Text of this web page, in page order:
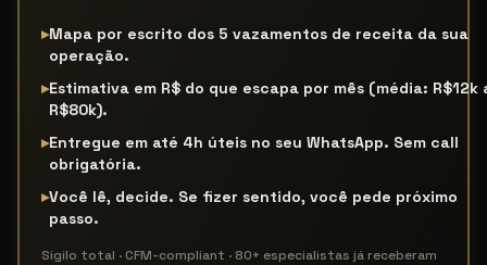
▸Mapa por escrito dos 5 vazamentos de receita da sua
operação.
▸Estimativa em R$ do que escapa por mês (média: R$12k
R$80k).
▸Entregue em até 4h úteis no seu WhatsApp. Sem call
obrigatória.
▸Você lê, decide. Se fizer sentido, você pede próximo
passo.
Sigilo total · CFM-compliant · 80+ especialistas já receberam